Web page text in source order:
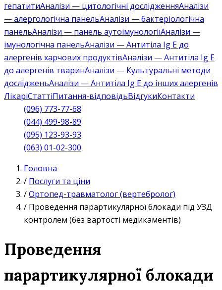
гепатитиАналізи — цитологічні дослідженняАналізи
— алергологічна панельАналізи — бактеріологічна
панельАналізи — панель аутоімунологіїАналізи —
імунологічна панельАналізи — Антитіла Ig E до
алергенів харчових продуктівАналізи — Антитіла Ig E
до алергенів тваринАналізи — Культуральні методи
дослідженьАналізи — Антитіла Ig E до інших алергенів
ЛікаріСтаттіПитання-відповідьВідгукиКонтакти
(096) 773-77-68
(044) 499-98-89
(095) 123-93-93
(063) 01-02-300
Головна
/ Послуги та ціни
/Ортопед-травматолог (вертебролог)
/ Проведення парартикулярної блокади під УЗД
контролем (без вартості медикаментів)
Проведення
парартикулярної блокади